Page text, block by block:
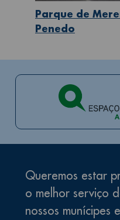
Parque de
Penedo
Queremos estar
o melhor serviço
nossos munícipes